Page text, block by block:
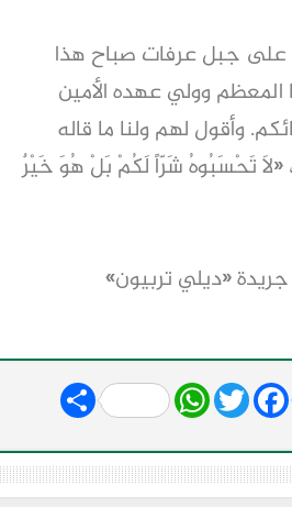
على جبل عرفات صباح هذا
المعظم وولي عهده الأمين
وأقول لهم ولنا ما قاله
«لَا تَحْسَبُوهُ شَرّاً لَكُمْ بَلْ هُوَ خَيْرٌ
«ديلي تربيون»
Share WhatsApp